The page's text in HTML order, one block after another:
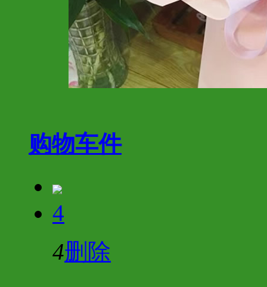
购物车件
4
4删除